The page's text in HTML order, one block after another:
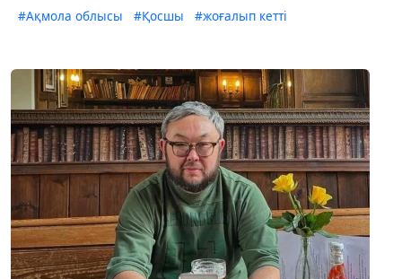
#Ақмола облысы #Қосшы #жоғалып кетті